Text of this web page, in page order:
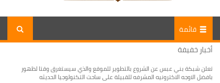
قائمة
أخبار خفيفة
تعلن شبكة بني عبس عن الشروع بالتطوير للموقع والذي سيستغرق وقتا لظهور
بافضل الاوجه الاكترونيه المشرفه للقبيلة على ساحت التكنولوجيا الحديثه